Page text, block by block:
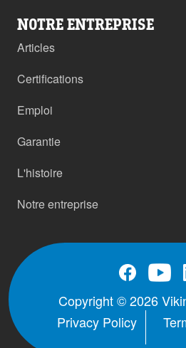
NOTRE ENTREPRISE
Articles
Certifications
Emploi
Garantie
L'histoire
Notre entreprise
Copyright © 2026
Privacy Policy